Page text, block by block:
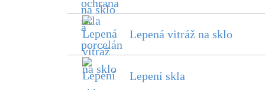
Lepená vitráž na sklo
Lepení skla